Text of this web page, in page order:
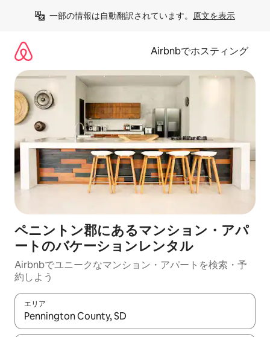
一部の情報は自動翻訳されています。 原文を表示
Airbnbでホスティング
ペニントン郡にあるマンション・アパ
ートのバケーションレンタル
Airbnbでユニークなマンション・アパートを検索・予
約しよう
エリア
検索結果が表示されたら、上下の矢印キーを使って移動するか